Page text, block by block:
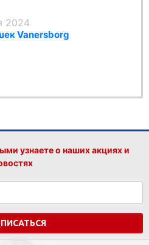
2024
Vanersborg
узнаете о наших акциях и